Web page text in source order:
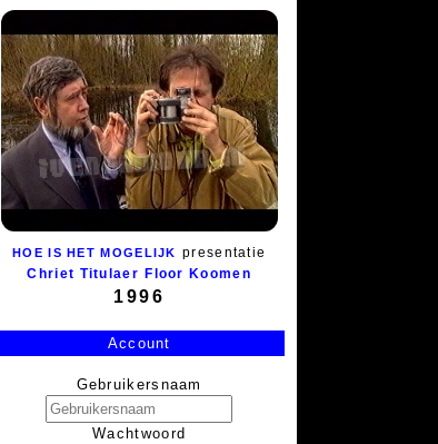
HOE IS HET MOGELIJK presentatie
Chriet Titulaer Floor Koomen
1996
Account
Gebruikersnaam
Wachtwoord